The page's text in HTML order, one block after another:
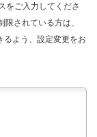
をご入力してくださ
されている方は、
よう、設定変更をお